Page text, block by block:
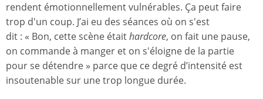
rendent émotionnellement vulnérables. Ça peut faire
trop d'un coup. J’ai eu des séances où on s'est
dit : « Bon, cette scène étaithardcore, on fait une pause,
on commande à manger et on s'éloigne de la partie
pour se détendre » parce que ce degré d’intensité est
insoutenable sur une trop longue durée.